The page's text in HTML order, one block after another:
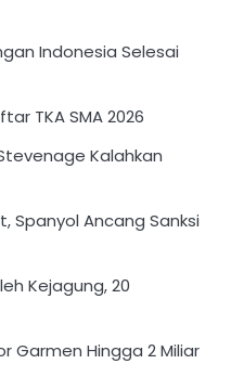
Indonesia Selesai
TKA SMA 2026
Kalahkan
Spanyol Ancang Sanksi
Kejagung, 20
Garmen Hingga 2 Miliar